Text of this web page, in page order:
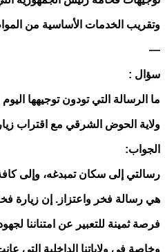
وتقريب الخدمات الأساسية من
—
سؤال :
ما الرسالة التي تودون توجيهها
ولاية الحوض الشرقي مع اقتراب
الجواب:
رسالتي إلى سكان تمبدغه، وإلى
هي رسالة فخر واعتزاز. إن زيارة
فرصة ثمينة للتعبير عن امتناننا
وخاصة في ولاياتنا الداخلية التي